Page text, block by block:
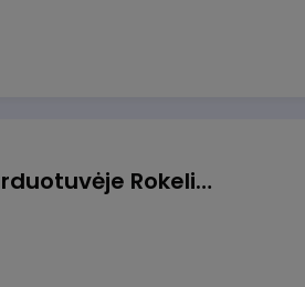
Pardavėjas (-a) naujoje parduotuvėje Rokeliuose (NEMOKAMAS TRANSPORTAS)